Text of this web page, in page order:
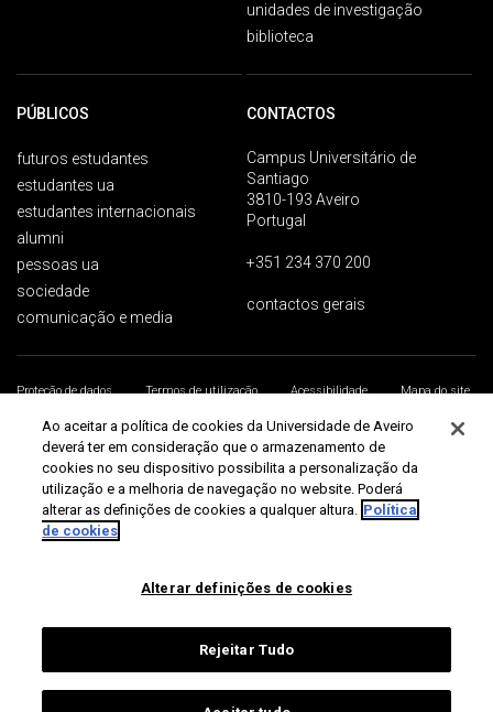
unidades de investigação
biblioteca
PÚBLICOS
futuros estudantes
estudantes ua
estudantes internacionais
alumni
pessoas ua
sociedade
comunicação e media
CONTACTOS
Campus Universitário de
Santiago
3810-193 Aveiro
Portugal
+351 234 370 200
contactos gerais
Proteção de dados Termos de utilização Acessibilidade
Mapa do site
Universidade de Aveiro 2026
Ao aceitar a política de cookies da Universidade de Aveiro
deverá ter em consideração que o armazenamento de
cookies no seu dispositivo possibilita a personalização da
utilização e a melhoria de navegação no website. Poderá
alterar as definições de cookies a qualquer altura. Política
de cookies
Alterar definições de cookies
Rejeitar Tudo